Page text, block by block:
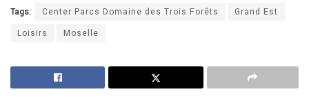
Tags: Center Parcs Domaine des Trois Forêts
Grand Est
Loisirs
Moselle